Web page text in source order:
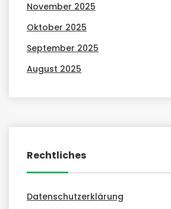
November 2025
Oktober 2025
September 2025
August 2025
Rechtliches
Datenschutzerklärung